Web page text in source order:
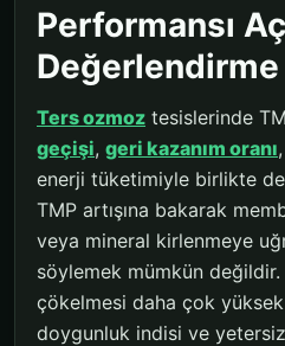
Performansı
Değerlendirme
Ters ozmoz tesislerinde
geçişi, geri kazanım oranı,
enerji tüketimiyle birlikte
TMP artışına bakarak
veya mineral kirlenmeye
söylemek mümkün
çökelmesi daha çok
doygunluk indisi ve yetersiz